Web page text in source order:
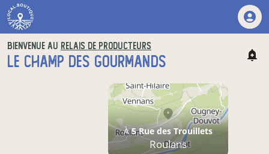
BIENVENUE AU RELAIS DE PRODUCTEURS
LE CHAMP DES GOURMANDS
À5 Rue des Trouillets
Roulans